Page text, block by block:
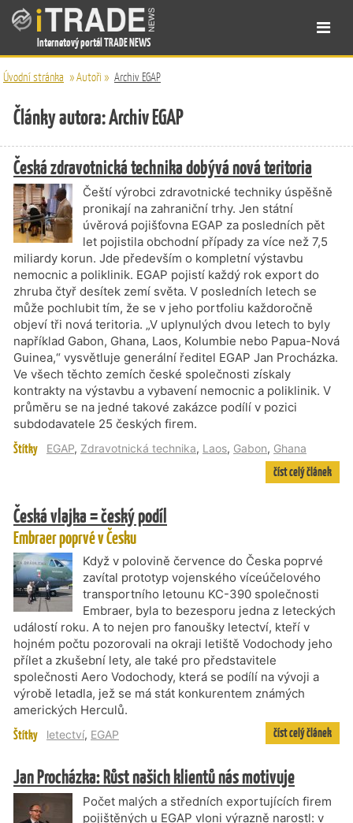
Internetový portál TRADE NEWS
Úvodní stránka »Autoři » Archiv EGAP
Články autora: Archiv EGAP
Česká zdravotnická technika dobývá nová teritoria
Čeští výrobci zdravotnické techniky úspěšně
pronikají na zahraniční trhy. Jen státní
úvěrová pojišťovna EGAP za posledních pět
let pojistila obchodní případy za více než 7,5
miliardy korun. Jde především o kompletní výstavbu
nemocnic a poliklinik. EGAP pojistí každý rok export do
zhruba čtyř desítek zemí světa. V posledních letech se
může pochlubit tím, že se v jeho portfoliu každoročně
objeví tři nová teritoria. „V uplynulých dvou letech to byly
například Gabon, Ghana, Laos, Kolumbie nebo Papua-Nová
Guinea,“ vysvětluje generální ředitel EGAP Jan Procházka.
Ve všech těchto zemích české společnosti získaly
kontrakty na výstavbu a vybavení nemocnic a poliklinik. V
průměru se na jedné takové zakázce podílí v pozici
subdodavatele 25 českých firem.
Štítky EGAP, Zdravotnická technika, Laos, Gabon, Ghana
číst celý článek
Česká vlajka = český podíl
Embraer poprvé v Česku
Když v polovině července do Česka poprvé
zavítal prototyp vojenského víceúčelového
transportního letounu KC-390 společnosti
Embraer, byla to bezesporu jedna z leteckých
událostí roku. A to nejen pro fanoušky letectví, kteří v
hojném počtu pozorovali na okraji letiště Vodochody jeho
přílet a zkušební lety, ale také pro představitele
společnosti Aero Vodochody, která se podílí na vývoji a
výrobě letadla, jež se má stát konkurentem známých
amerických Herculů.
Štítky letectví, EGAP číst celý článek
Jan Procházka: Růst našich klientů nás motivuje
Počet malých a středních exportujících firem
pojištěných u EGAP vloni výrazně narostl: v